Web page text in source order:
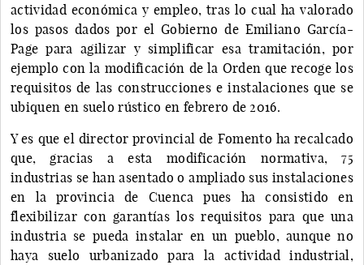
actividad económica y empleo, tras lo cual ha valorado
los pasos dados por el Gobierno de Emiliano García-
Page para agilizar y simplificar esa tramitación, por
ejemplo con la modificación de la Orden que recoge los
requisitos de las construcciones e instalaciones que se
ubiquen en suelo rústico en febrero de 2016.
Y es que el director provincial de Fomento ha recalcado
que, gracias a esta modificación normativa, 75
industrias se han asentado o ampliado sus instalaciones
en la provincia de Cuenca pues ha consistido en
flexibilizar con garantías los requisitos para que una
industria se pueda instalar en un pueblo, aunque no
haya suelo urbanizado para la actividad industrial,